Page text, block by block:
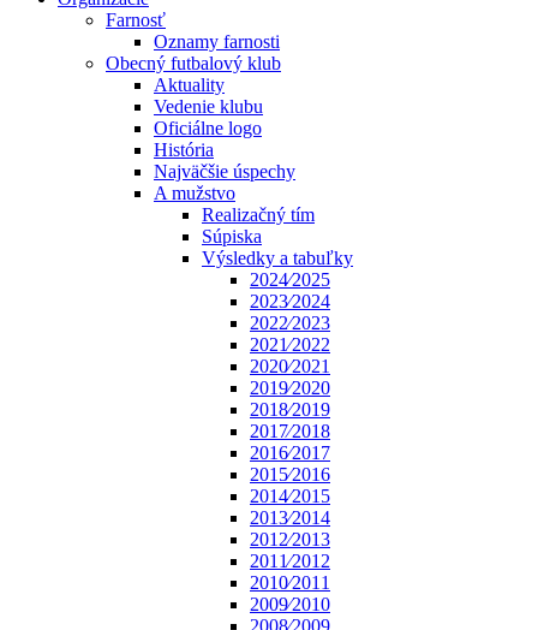
Farnosť
Oznamy farnosti
Obecný futbalový klub
Aktuality
Vedenie klubu
Oficiálne logo
História
Najväčšie úspechy
A mužstvo
Realizačný tím
Súpiska
Výsledky a tabuľky
2024⁄2025
2023⁄2024
2022⁄2023
2021⁄2022
2020⁄2021
2019⁄2020
2018⁄2019
2017⁄2018
2016⁄2017
2015⁄2016
2014⁄2015
2013⁄2014
2012⁄2013
2011⁄2012
2010⁄2011
2009⁄2010
2008⁄2009